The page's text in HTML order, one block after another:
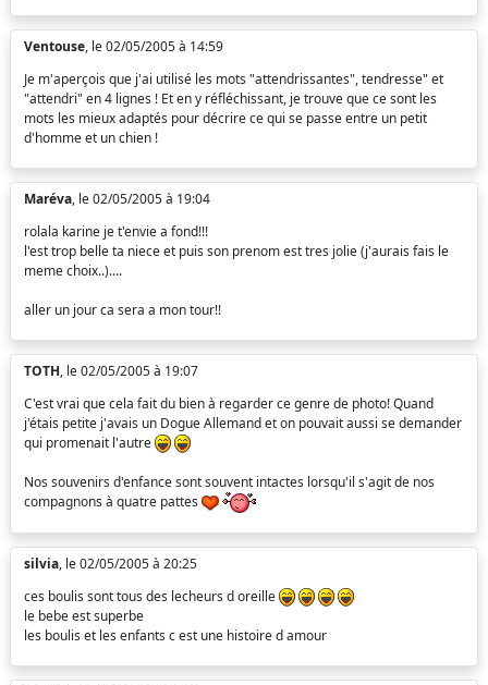
Ventouse, le 02/05/2005 à 14:59
Je m'aperçois que j'ai utilisé les mots "attendrissantes", tendresse" et
"attendri" en 4 lignes ! Et en y réfléchissant, je trouve que ce sont les
mots les mieux adaptés pour décrire ce qui se passe entre un petit
d'homme et un chien !
Maréva, le 02/05/2005 à 19:04
rolala karine je t'envie a fond!!!
l'est trop belle ta niece et puis son prenom est tres jolie (j'aurais fais le
meme choix..)....
aller un jour ca sera a mon tour!!
TOTH, le 02/05/2005 à 19:07
C'est vrai que cela fait du bien à regarder ce genre de photo! Quand
j'étais petite j'avais un Dogue Allemand et on pouvait aussi se demander
qui promenait l'autre
Nos souvenirs d'enfance sont souvent intactes lorsqu'il s'agit de nos
compagnons à quatre pattes
silvia, le 02/05/2005 à 20:25
ces boulis sont tous des lecheurs d oreille
le bebe est superbe
les boulis et les enfants c est une histoire d amour